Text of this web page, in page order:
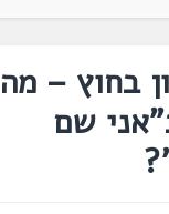
בחוץ – מה
שם